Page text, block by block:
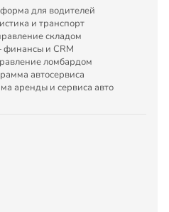
для водителей
и транспорт
складом
и CRM
ломбардом
автосервиса
аренды и сервиса авто